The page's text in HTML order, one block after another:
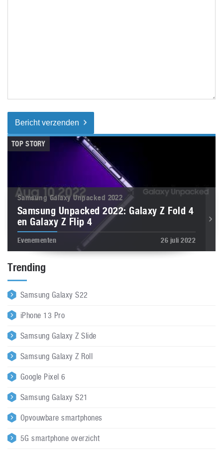
Bericht verzenden
TOP STORY
Samsung Galaxy Unpacked 2022
Samsung Unpacked 2022: Galaxy Z Fold 4
en Galaxy Z Flip 4
Evenementen 26 juli 2022
Trending
Samsung Galaxy S22
iPhone 13 Pro
Samsung Galaxy Z Slide
Samsung Galaxy Z Roll
Google Pixel 6
Samsung Galaxy S21
Opvouwbare smartphones
5G smartphone overzicht